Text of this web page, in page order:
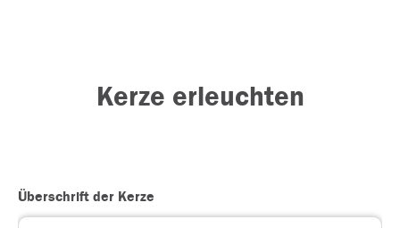
Kerze erleuchten
Überschrift der Kerze